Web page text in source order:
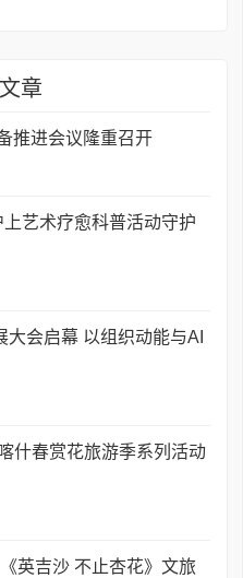
章
推进会议隆重召开
艺术疗愈科普活动守护
会启幕 以组织动能与AI
什春赏花旅游季系列活动
英吉沙 不止杏花》文旅